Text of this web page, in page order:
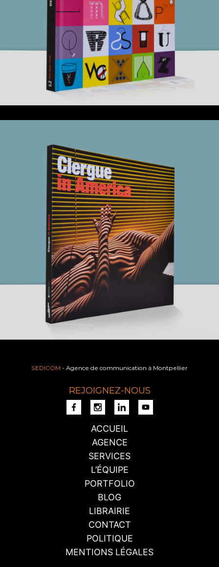
25 mai 2021
Clergue in America
SEDICOM - Agence de communication à Montpellier
REJOIGNEZ-NOUS
ACCUEIL
AGENCE
SERVICES
L’ÉQUIPE
PORTFOLIO
BLOG
LIBRAIRIE
CONTACT
POLITIQUE
MENTIONS LÉGALES